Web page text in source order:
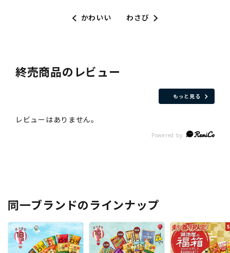
かわいい わさび
終売商品のレビュー
もっと見る
同一ブランドのラインナップ